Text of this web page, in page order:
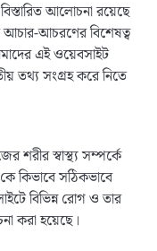
আলোচনা রয়েছে
আচরণের বিশেষত্ব
এই ওয়েবসাইট
তথ্য সংগ্রহ করে নিতে
শরীর স্বাস্থ্য সম্পর্কে
কিভাবে সঠিকভাবে
বিভিন্ন রোগ ও তার
করা হয়েছে।